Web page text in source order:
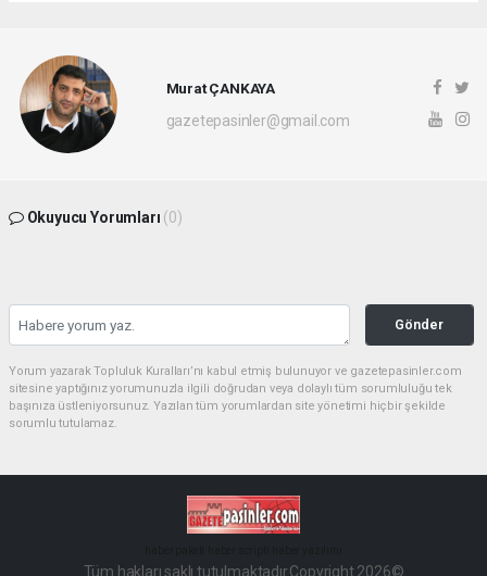
Murat ÇANKAYA
gazetepasinler@gmail.com
Okuyucu Yorumları (0)
Gönder
Yorum yazarak Topluluk Kuralları’nı kabul etmiş bulunuyor ve gazetepasinler.com
sitesine yaptığınız yorumunuzla ilgili doğrudan veya dolaylı tüm sorumluluğu tek
başınıza üstleniyorsunuz. Yazılan tüm yorumlardan site yönetimi hiçbir şekilde
sorumlu tutulamaz.
Tüm hakları saklı tutulmaktadır.Copyright 2026©